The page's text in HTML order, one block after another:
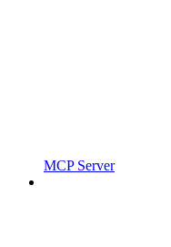
MCP Server